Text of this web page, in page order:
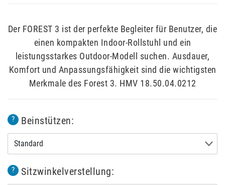
Der FOREST 3 ist der perfekte Begleiter für Benutzer, die
einen kompakten Indoor-Rollstuhl und ein
leistungsstarkes Outdoor-Modell suchen. Ausdauer,
Komfort und Anpassungsfähigkeit sind die wichtigsten
Merkmale des Forest 3. HMV 18.50.04.0212
? Beinstützen:
Standard
? Sitzwinkelverstellung: